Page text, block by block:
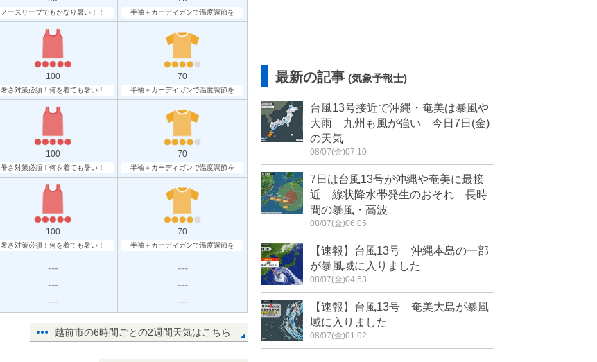
ノースリーブでもかなり暑い！！ 半袖＋カーディガンで温度調節を
100
暑さ対策必須！何を着ても暑い！
70
半袖＋カーディガンで温度調節を
100
暑さ対策必須！何を着ても暑い！
70
半袖＋カーディガンで温度調節を
100
暑さ対策必須！何を着ても暑い！
70
半袖＋カーディガンで温度調節を
---
---
---
---
---
---
越前市の6時間ごとの2週間天気はこちら
最新の記事 (気象予報士)
台風13号接近で沖縄・奄美は暴風や
大雨 九州も風が強い 今日7日(金)
の天気
08/07(金)07:10
7日は台風13号が沖縄や奄美に最接
近 線状降水帯発生のおそれ 長時
間の暴風・高波
08/07(金)06:05
【速報】台風13号 沖縄本島の一部
が暴風域に入りました
08/07(金)04:53
【速報】台風13号 奄美大島が暴風
域に入りました
08/07(金)01:02